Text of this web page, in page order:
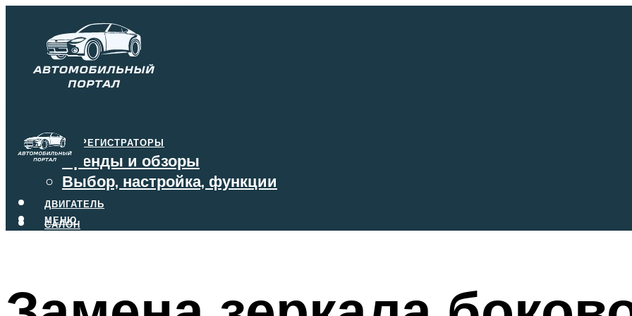
ВИДЕОРЕГИСТРАТОРЫ
Бренды и обзоры
Выбор, настройка, функции
ДВИГАТЕЛЬ
САЛОН
МЕНЮ
МЕНЮ